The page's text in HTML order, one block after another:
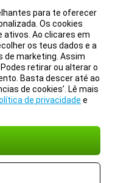
para te oferecer
Os cookies
Ao clicares em
os teus dados e a
de marketing. Assim
retirar ou alterar o
Basta descer até ao
de cookies’. Lê mais
de privacidade e